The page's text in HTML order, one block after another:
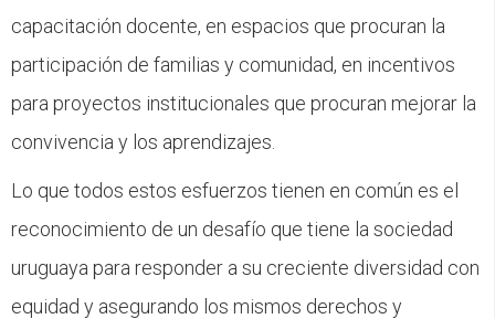
capacitación docente, en espacios que procuran la
participación de familias y comunidad, en incentivos
para proyectos institucionales que procuran mejorar la
convivencia y los aprendizajes.
Lo que todos estos esfuerzos tienen en común es el
reconocimiento de un desafío que tiene la sociedad
uruguaya para responder a su creciente diversidad con
equidad y asegurando los mismos derechos y